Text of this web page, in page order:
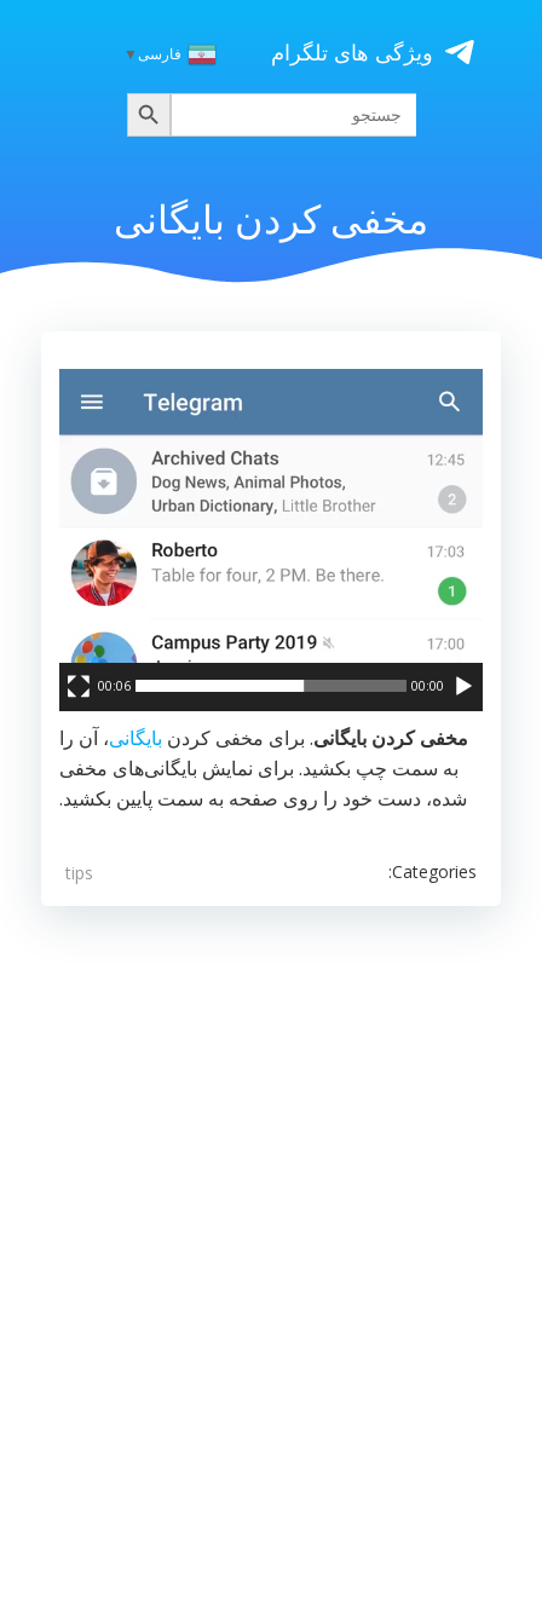
content
ویژگی های تلگرام فارسی▼
جستجو
برای:
جستجو
مخفی کردن بایگانی
ویدیو
00:00
00:06
مخفی کردن بایگانی. برای مخفی کردن بایگانی، آن را
به سمت چپ بکشید. برای نمایش بایگانی‌های مخفی
شده، دست خود را روی صفحه به سمت پایین بکشید.
Categories:
tips